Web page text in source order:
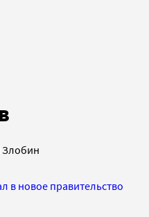
в новое правительство